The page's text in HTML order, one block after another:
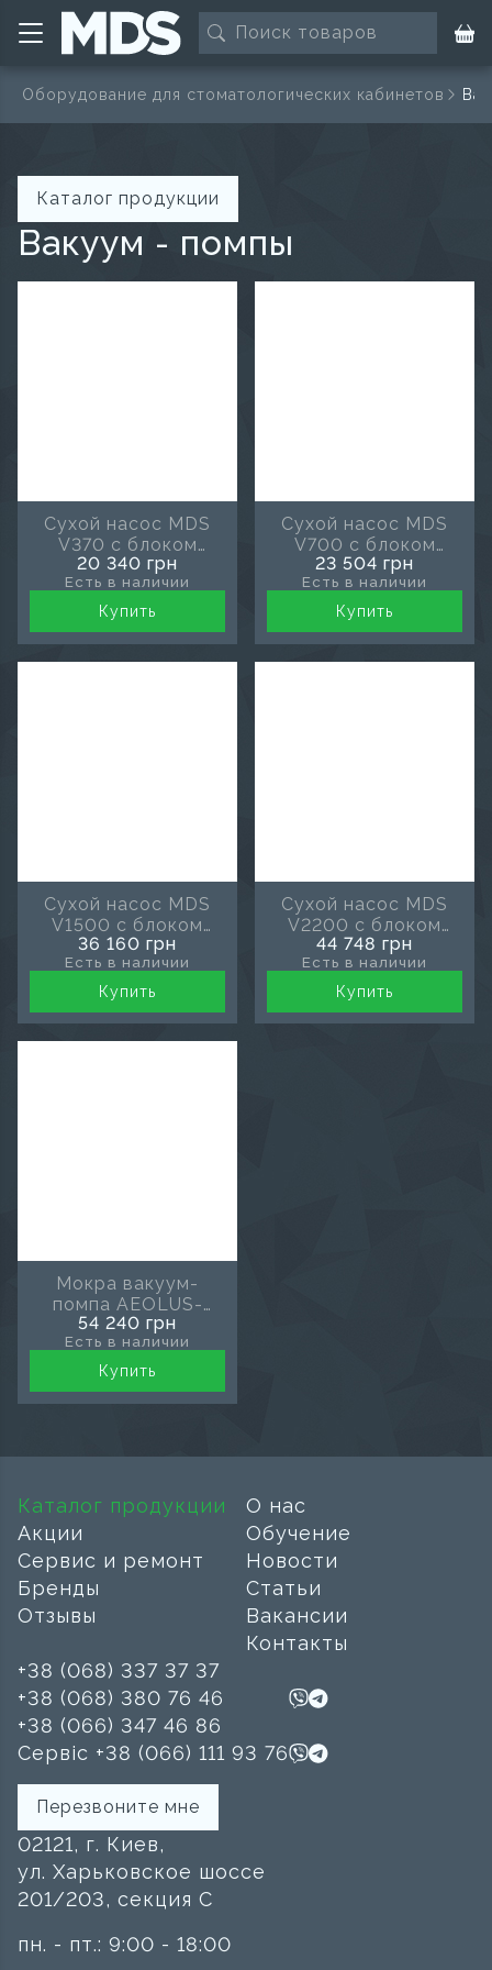
Оборудование для стоматологических кабинетов
Каталог продукции
Вакуум - помпы
Сухой насос MDS
V370 с блоком
управления
20 340 грн
Есть в наличии
Купить
Сухой насос MDS
V700 с блоком
управления
23 504 грн
Есть в наличии
Купить
Сухой насос MDS
V1500 с блоком
управления
36 160 грн
Есть в наличии
Купить
Сухой насос MDS
V2200 с блоком
управления
44 748 грн
Есть в наличии
Купить
Мокра вакуум-
помпа AEOLUS-
750L
54 240 грн
Есть в наличии
Купить
Каталог продукции
Акции
Сервис и ремонт
Бренды
Отзывы
О нас
Обучение
Новости
Статьи
Вакансии
Контакты
+38 (068) 337 37 37
+38 (068) 380 76 46
+38 (066) 347 46 86
Сервіс +38 (066) 111 93 76
Перезвоните мне
02121, г. Киев,
ул. Харьковское шоссе
201/203, секция C
пн. - пт.: 9:00 - 18:00